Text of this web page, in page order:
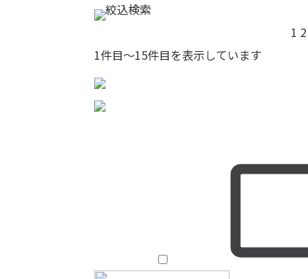
絞込検索
1 2
1件目～15件目を表示しています